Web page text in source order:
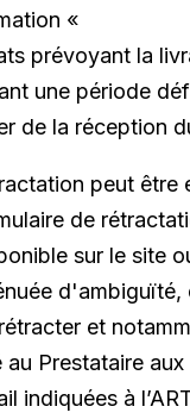
«
prévoyant la
une période
de la réception
peut être
de
sur le site
d'ambiguïté,
et
au Prestataire
indiquées à